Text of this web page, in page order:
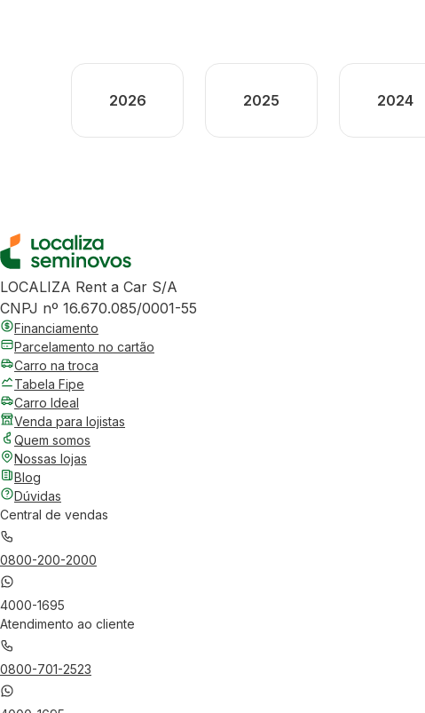
2026 2025 2024
LOCALIZA Rent a Car S/A
CNPJ nº 16.670.085/0001-55
Financiamento
Parcelamento no cartão
Carro na troca
Tabela Fipe
Carro Ideal
Venda para lojistas
Quem somos
Nossas lojas
Blog
Dúvidas
Central de vendas
0800-200-2000
4000-1695
Atendimento ao cliente
0800-701-2523